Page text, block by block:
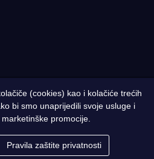
Sva prava pridržana | Designed by
zaštiti privatnosti
(cookies) kao i kolačiće trećih
bi smo unaprijedili svoje usluge i
promocije.
Pravila zaštite privatnosti